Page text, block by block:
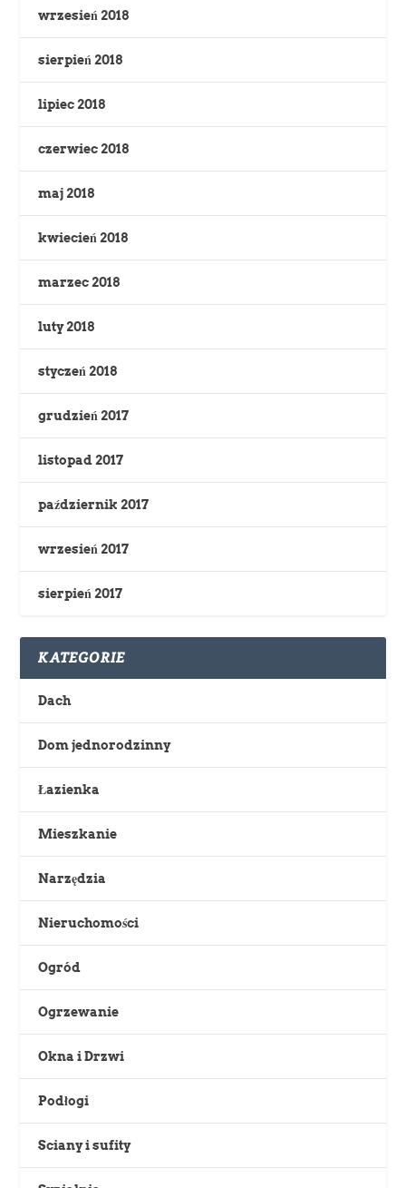
wrzesień 2018
sierpień 2018
lipiec 2018
czerwiec 2018
maj 2018
kwiecień 2018
marzec 2018
luty 2018
styczeń 2018
grudzień 2017
listopad 2017
październik 2017
wrzesień 2017
sierpień 2017
KATEGORIE
Dach
Dom jednorodzinny
Łazienka
Mieszkanie
Narzędzia
Nieruchomości
Ogród
Ogrzewanie
Okna i Drzwi
Podłogi
Sciany i sufity